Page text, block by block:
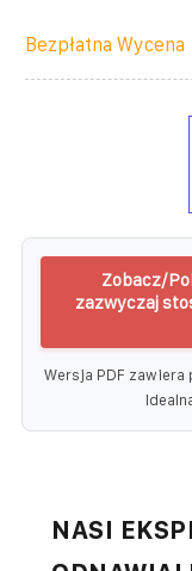
Bezpłatna Wycena
Zobacz/
zazwyczaj
Wersja PDF zawiera
NASI